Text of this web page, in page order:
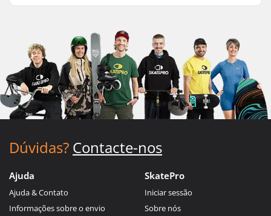
Dúvidas? Contacte-nos
Ajuda
Ajuda & Contato
Informações sobre o envio
SkatePro
Iniciar sessão
Sobre nós